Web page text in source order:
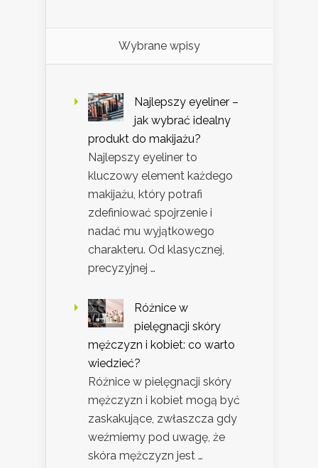
Wybrane wpisy
Najlepszy eyeliner –
jak wybrać idealny
produkt do makijażu?
Najlepszy eyeliner to
kluczowy element każdego
makijażu, który potrafi
zdefiniować spojrzenie i
nadać mu wyjątkowego
charakteru. Od klasycznej,
precyzyjnej …
Różnice w
pielęgnacji skóry
mężczyzn i kobiet: co warto
wiedzieć?
Różnice w pielęgnacji skóry
mężczyzn i kobiet mogą być
zaskakujące, zwłaszcza gdy
weźmiemy pod uwagę, że
skóra mężczyzn jest …